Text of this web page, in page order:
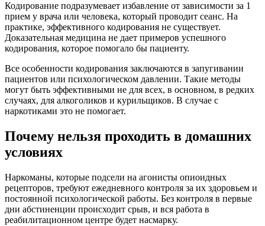
Кодирование подразумевает избавление от зависимости за 1
прием у врача или человека, который проводит сеанс. На
практике, эффективного кодирования не существует.
Доказательная медицина не дает примеров успешного
кодирования, которое помогало бы пациенту.
Все особенности кодирования заключаются в запугивании
пациентов или психологическом давлении. Такие методы
могут быть эффективными не для всех, в основном, в редких
случаях, для алкоголиков и курильщиков. В случае с
наркотиками это не помогает.
Почему нельзя проходить в домашних
условиях
Наркоманы, которые подсели на агонисты опиоидных
рецепторов, требуют ежедневного контроля за их здоровьем и
постоянной психологической работы. Без контроля в первые
дни абстиненции происходит срыв, и вся работа в
реабилитационном центре будет насмарку.